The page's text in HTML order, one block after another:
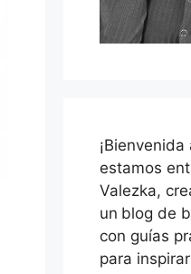
estamos
Valezka,
un blog de
con guías
para